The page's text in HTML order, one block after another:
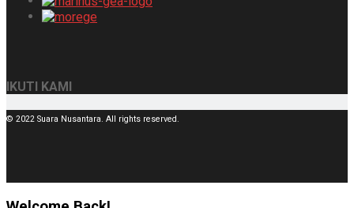
IKUTI KAMI
© 2022 Suara Nusantara. All rights reserved.